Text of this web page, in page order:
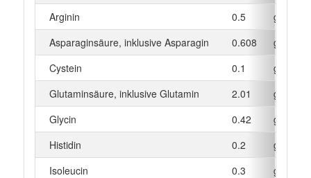
Arginin
0.5
g
Asparaginsäure, inklusive Asparagin
0.608
g
Cystein
0.1
g
Glutaminsäure, inklusive Glutamin
2.01
g
Glycin
0.42
g
Histidin
0.2
g
Isoleucin
0.3
g